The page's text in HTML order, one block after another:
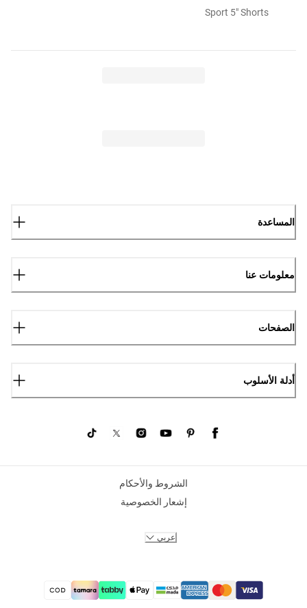
Sport 5" Shorts
المساعدة
معلومات عنا
الصفحات
أدلة الأسلوب
الشروط والأحكام
إشعار الخصوصية
عربي